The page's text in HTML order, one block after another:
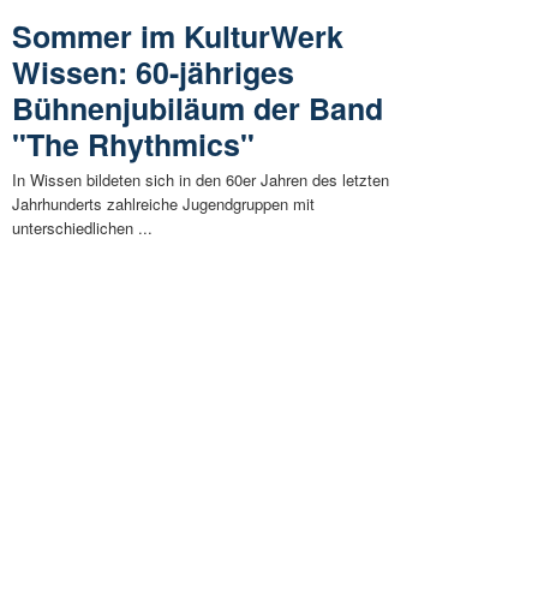
Sommer im KulturWerk
Wissen: 60-jähriges
Bühnenjubiläum der Band
"The Rhythmics"
In Wissen bildeten sich in den 60er Jahren des letzten
Jahrhunderts zahlreiche Jugendgruppen mit
unterschiedlichen ...